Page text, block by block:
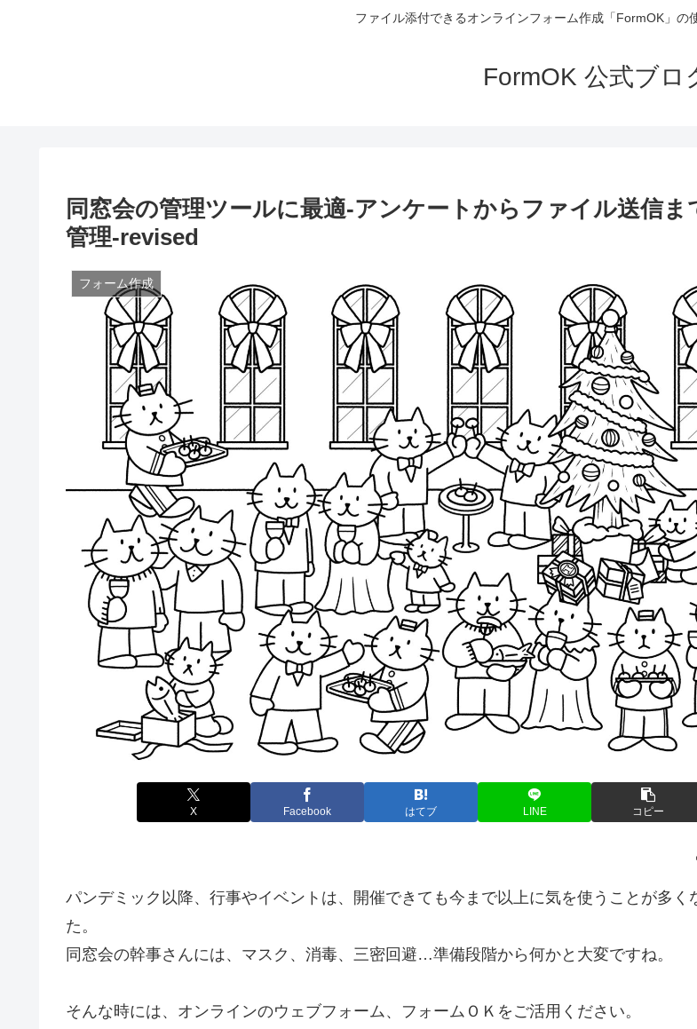
ファイル添付できるオンラインフォーム作成「FormOK」の
FormOK 公式ブロ
同窓会の管理ツールに最適-アンケートからファイル送信ま
管理-revised
フォーム作成
X Facebook はてブ LINE コピー
パンデミック以降、行事やイベントは、開催できても今まで以上に気を使うことが多く
た。
同窓会の幹事さんには、マスク、消毒、三密回避…準備段階から何かと大変ですね。
そんな時には、オンラインのウェブフォーム、フォームＯＫをご活用ください。